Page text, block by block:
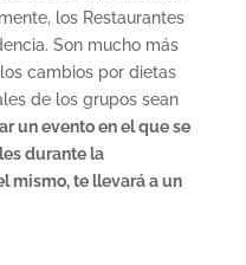
los Restaurantes
Son mucho más
cambios por dietas
de los grupos sean
un evento en el que se
durante la
mismo, te llevará a un